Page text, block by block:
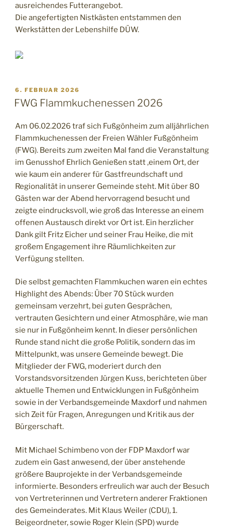
ausreichendes Futterangebot.
Die angefertigten Nistkästen entstammen den
Werkstätten der Lebenshilfe DÜW.
6. FEBRUAR 2026
FWG Flammkuchenessen 2026
Am 06.02.2026 traf sich Fußgönheim zum alljährlichen
Flammkuchenessen der Freien Wähler Fußgönheim
(FWG). Bereits zum zweiten Mal fand die Veranstaltung
im Genusshof Ehrlich Genießen statt ,einem Ort, der
wie kaum ein anderer für Gastfreundschaft und
Regionalität in unserer Gemeinde steht. Mit über 80
Gästen war der Abend hervorragend besucht und
zeigte eindrucksvoll, wie groß das Interesse an einem
offenen Austausch direkt vor Ort ist. Ein herzlicher
Dank gilt Fritz Eicher und seiner Frau Heike, die mit
großem Engagement ihre Räumlichkeiten zur
Verfügung stellten.
Die selbst gemachten Flammkuchen waren ein echtes
Highlight des Abends: Über 70 Stück wurden
gemeinsam verzehrt, bei guten Gesprächen,
vertrauten Gesichtern und einer Atmosphäre, wie man
sie nur in Fußgönheim kennt. In dieser persönlichen
Runde stand nicht die große Politik, sondern das im
Mittelpunkt, was unsere Gemeinde bewegt. Die
Mitglieder der FWG, moderiert durch den
Vorstandsvorsitzenden Jürgen Kuss, berichteten über
aktuelle Themen und Entwicklungen in Fußgönheim
sowie in der Verbandsgemeinde Maxdorf und nahmen
sich Zeit für Fragen, Anregungen und Kritik aus der
Bürgerschaft.
Mit Michael Schimbeno von der FDP Maxdorf war
zudem ein Gast anwesend, der über anstehende
größere Bauprojekte in der Verbandsgemeinde
informierte. Besonders erfreulich war auch der Besuch
von Vertreterinnen und Vertretern anderer Fraktionen
des Gemeinderates. Mit Klaus Weiler (CDU), 1.
Beigeordneter, sowie Roger Klein (SPD) wurde